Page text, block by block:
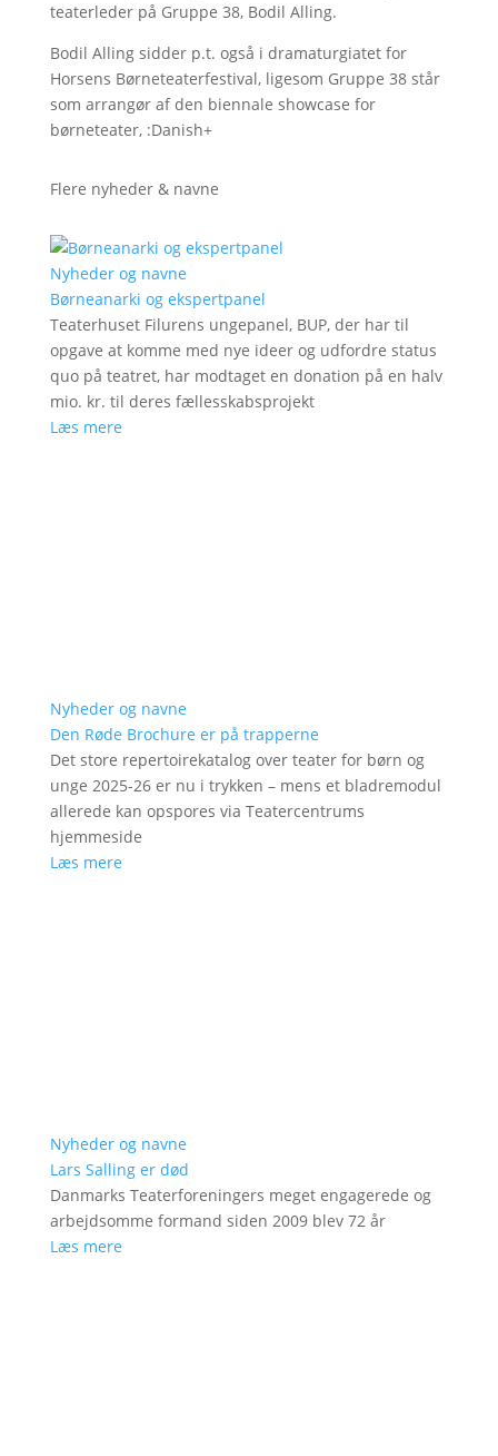
teaterleder på Gruppe 38, Bodil Alling.
Bodil Alling sidder p.t. også i dramaturgiatet for
Horsens Børneteaterfestival, ligesom Gruppe 38 står
som arrangør af den biennale showcase for
børneteater, :Danish+
Flere nyheder & navne
Nyheder og navne
Børneanarki og ekspertpanel
Teaterhuset Filurens ungepanel, BUP, der har til
opgave at komme med nye ideer og udfordre status
quo på teatret, har modtaget en donation på en halv
mio. kr. til deres fællesskabsprojekt
Læs mere
Nyheder og navne
Den Røde Brochure er på trapperne
Det store repertoirekatalog over teater for børn og
unge 2025-26 er nu i trykken – mens et bladremodul
allerede kan opspores via Teatercentrums
hjemmeside
Læs mere
Nyheder og navne
Lars Salling er død
Danmarks Teaterforeningers meget engagerede og
arbejdsomme formand siden 2009 blev 72 år
Læs mere